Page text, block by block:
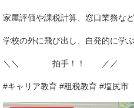
家屋評価や課税計算、窓口業務な
学校の外に飛び出し、自発的に学
＼＼ 拍手！！ ／／
#キャリア教育 #租税教育 #塩尻市